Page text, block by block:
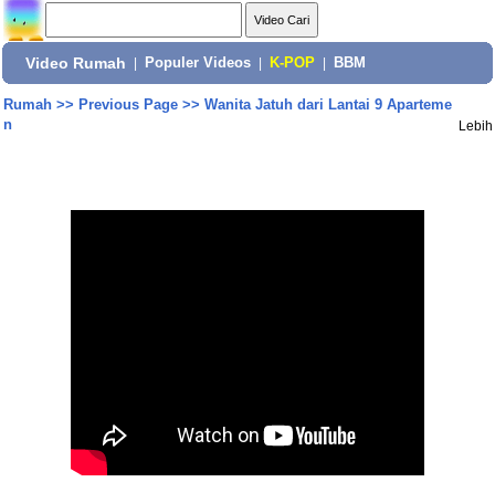
Video Rumah Populer Videos K-POP BBM
Rumah>> Previous Page>> Wanita Jatuh dari Lantai 9 Aparteme
n
Lebih